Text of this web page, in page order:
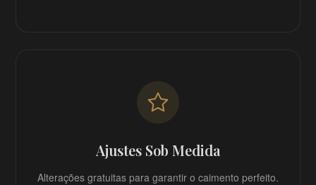
Ajustes Sob Medida
Alterações gratuitas para garantir o caimento perfeito.